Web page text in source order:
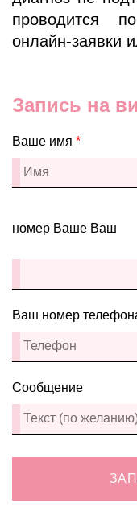
проводится
онлайн-заявки
Запись на
Ваше имя *
номер Ваше Ваш
Ваш номер
Сообщение